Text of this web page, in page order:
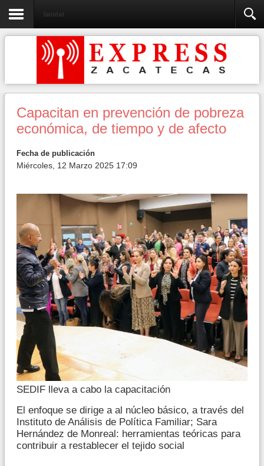
Sociedad
Capacitan en prevención de pobreza
económica, de tiempo y de afecto
Fecha de publicación
Miércoles, 12 Marzo 2025 17:09
SEDIF lleva a cabo la capacitación
El enfoque se dirige a al núcleo básico, a través del
Instituto de Análisis de Política Familiar; Sara
Hernández de Monreal: herramientas teóricas para
contribuir a restablecer el tejido social